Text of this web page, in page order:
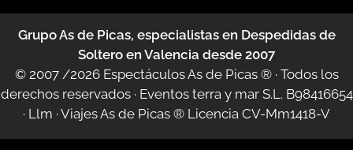
Grupo As de Picas, especialistas en Despedidas de
Soltero en Valencia desde 2007
© 2007 /2026 Espectáculos As de Picas ®· Todos los
derechos reservados · Eventos terra y mar S.L. B98416654
· Llm · Viajes As de Picas ® Licencia CV-Mm1418-V